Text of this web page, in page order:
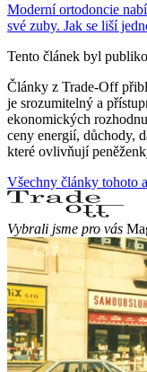
Moderní ortodoncie
své zuby. Jak se liší
Tento článek byl
Články z Trade-Off
je srozumitelný a
ekonomických
ceny energií, důchody,
které ovlivňují
Všechny články tohoto
Vybrali jsme pro vás